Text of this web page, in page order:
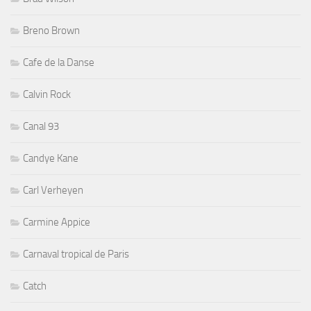
Breno Brown
Cafe de la Danse
Calvin Rock
Canal 93
Candye Kane
Carl Verheyen
Carmine Appice
Carnaval tropical de Paris
Catch